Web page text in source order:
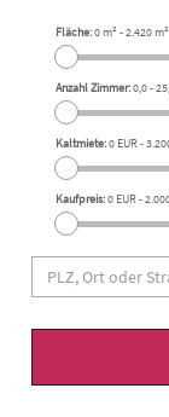
Fläche:0 m²-2.420 m²
Anzahl Zimmer:0,0-
Kaltmiete:0 EUR-
Kaufpreis:0 EUR-